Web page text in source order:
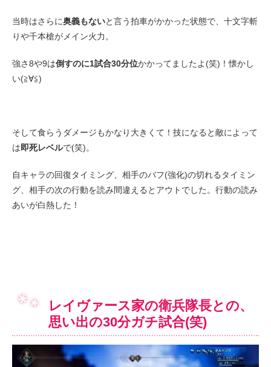
当時はさらに奥義もないと言う拍車がかかった状態で、十文字斬
りや千本槍がメイン火力。
強さ8や9は倒すのに1試合30分位かかってましたよ(笑)！懐かし
い(≧∀≦)
そして食らうダメージもかなり大きくて！技になると敵によって
は即死レベルで(笑)。
自キャラの回復タイミング、相手のバフ(強化)の切れるタイミン
グ、相手の次の行動を読み間違えるとアウトでした。行動の読み
あいが白熱した！
レイヴァース家の衛兵隊長との、
思い出の30分ガチ試合(笑)